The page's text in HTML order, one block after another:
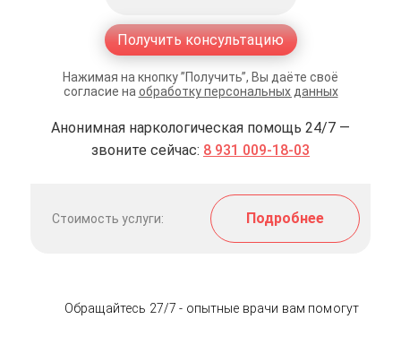
Получить консультацию
Нажимая на кнопку ”Получить”, Вы даёте своё
согласие на обработку персональных данных
Анонимная наркологическая помощь 24/7 —
звоните сейчас: 8 931 009-18-03
Стоимость услуги: Подробнее
Обращайтесь 27/7 - опытные врачи вам помогут